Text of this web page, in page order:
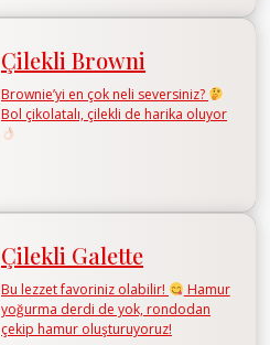
Çilekli Browni
Brownie’yi en çok neli seversiniz?
Bol çikolatalı, çilekli de harika oluyor
Çilekli Galette
Bu lezzet favoriniz olabilir!
Hamur
yoğurma derdi de yok, rondodan
çekip hamur oluşturuyoruz!